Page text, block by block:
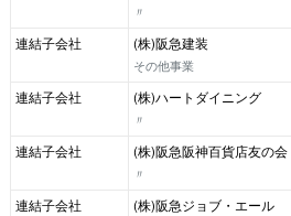
〃
連結子会社
(株)阪急建装
その他事業
連結子会社
(株)ハートダイニング
〃
連結子会社
(株)阪急阪神百貨店友の会
〃
連結子会社
(株)阪急ジョブ・エール